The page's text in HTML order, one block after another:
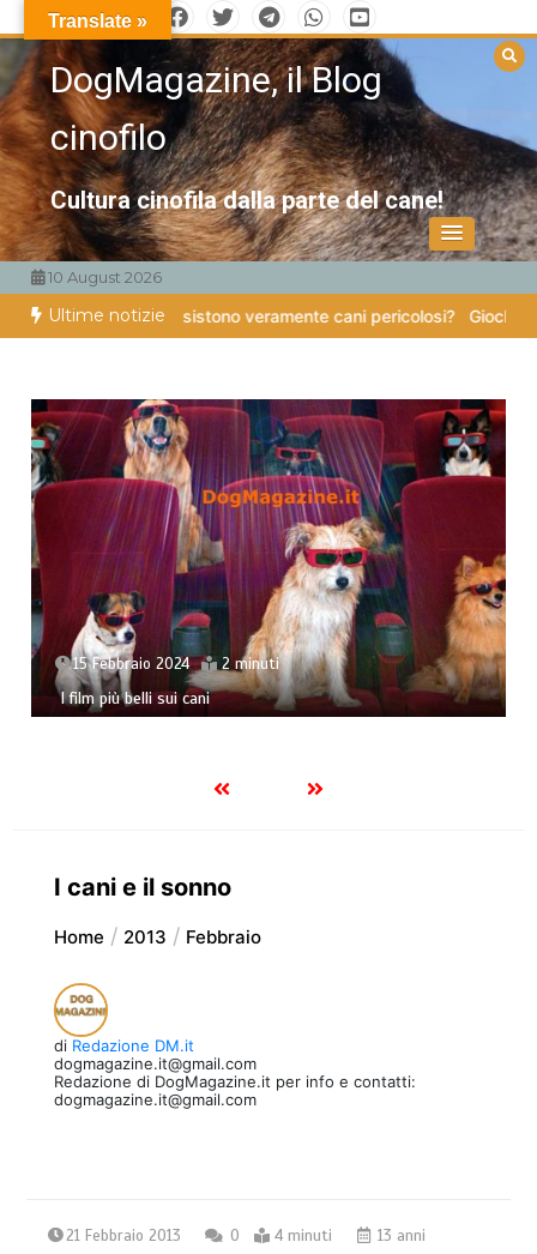
al
contenutoDogMagazine, il Blog
cinofilo
Cultura cinofila dalla parte del cane!
10 August 2026
Ultime notizie
zampe Esistono veramente cani pericolosi? Giochi di
15 Febbraio 2024 2 minuti
I film più belli sui cani
I cani e il sonno
Home 2013 Febbraio
di Redazione DM.it
dogmagazine.it@gmail.com
Redazione di DogMagazine.it per info e contatti:
dogmagazine.it@gmail.com
21 Febbraio 2013 0 4 minuti 13 anni
Translate »